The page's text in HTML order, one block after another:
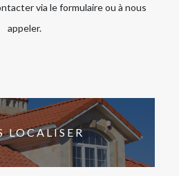
via le formulaire ou à nous
appeler.
LOCALISER